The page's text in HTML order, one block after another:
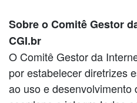
Sobre o Comitê Gestor
CGI.br
O Comitê Gestor da
por estabelecer diretrizes
ao uso e desenvolvimento